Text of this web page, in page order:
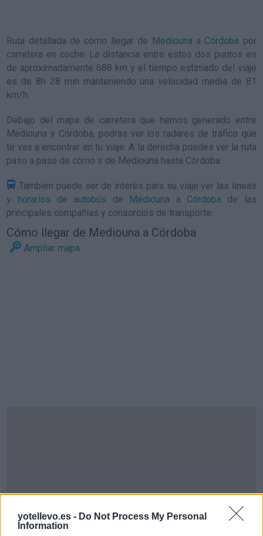
yotellevo.es - Do Not Process My Personal
Information
Ruta detallada de cómo llegar de Mediouna a Córdoba por
carretera en coche. La distancia entre estos dos puntos es
de aproximadamente 688 km y el tiempo estimado del viaje
es de 8h 28 min manteniendo una velocidad media de 81
km/h.
Debajo del mapa de carretera que hemos generado entre
Mediouna y Córdoba, podrás ver los radares de tráfico que
te vas a encontrar en tu viaje. A la derecha puedes ver la ruta
paso a paso de cómo ir de Mediouna hasta Córdoba.
Tambien puede ser de interés para su viaje ver las líneas
y horarios de autobús de Mediouna a Córdoba de las
principales compañías y consorcios de transporte.
Cómo llegar de Mediouna a Córdoba
Ampliar mapa